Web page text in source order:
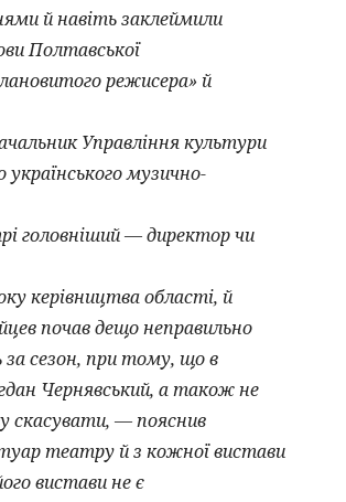
й навіть заклеймили
Полтавської
режисера» й
Управління культури
музично-
головніший — директор чи
керівництва області, й
почав дещо неправильно
сезон, при тому, що в
Чернявський, а також не
скасувати, — пояснив
театру й з кожної вистави
вистави не є